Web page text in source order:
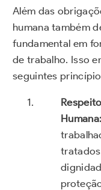
Além das
humana também
fundamental em
de trabalho. Isso
seguintes
Humana: